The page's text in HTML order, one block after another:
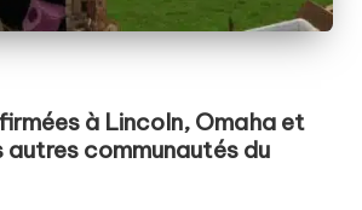
à Lincoln, Omaha et
autres communautés du